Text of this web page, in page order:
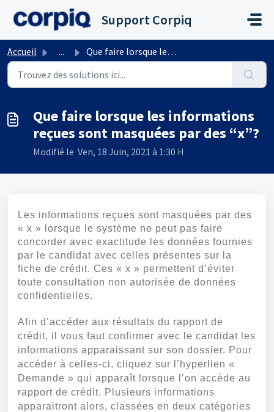
Passer au contenu principal
Support Corpiq
Accueil ... Que faire lorsque les informations reçues sont masquées p...
Que faire lorsque les informations
reçues sont masquées par des “x”?
Modifié le Ven, 18 Juin, 2021 à 1:30 H
Les informations reçues sont masquées par des
« x » lorsque le système ne peut pas faire
concorder avec exactitude les données fournies
par le candidat avec celles présentes sur la
fiche de crédit. Ces « x » permettent d’éviter
toute consultation non autorisée de données
confidentielles.
Afin d’accéder aux résultats du rapport de
crédit, il vous faut confirmer avec le candidat les
informations apparaissant sur son dossier. Pour
accéder à celles-ci, cliquez sur l’hyperlien «
Demande » qui apparaît lorsque l’on accède au
rapport de crédit. Plusieurs informations
apparaitront alors, classées en deux catégories